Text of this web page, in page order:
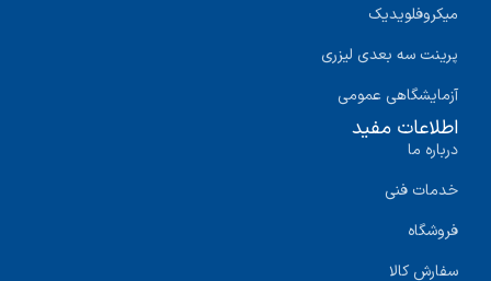
میکروفلویدیک
پرینت سه‌ بعدی لیزری
آزمایشگاهی عمومی
اطلاعات مفید
درباره ما
خدمات فنی
فروشگاه
سفارش کالا